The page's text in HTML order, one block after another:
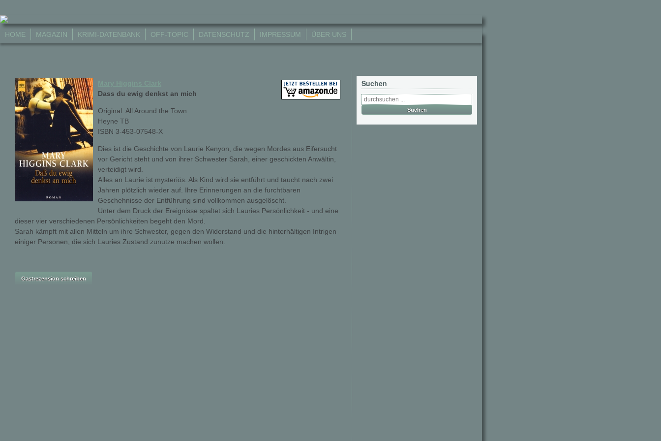
HOME MAGAZIN KRIMI-DATENBANK OFF-TOPIC DATENSCHUTZ IMPRESSUM ÜBER UNS
Dass du ewig denkst an mich
Original: All Around the Town
Heyne TB
ISBN 3-453-07548-X
Dies ist die Geschichte von Laurie Kenyon, die wegen Mordes aus Eifersucht
vor Gericht steht und von ihrer Schwester Sarah, einer geschickten Anwältin,
verteidigt wird.
Alles an Laurie ist mysteriös. Als Kind wird sie entführt und taucht nach zwei
Jahren plötzlich wieder auf. Ihre Erinnerungen an die furchtbaren
Geschehnisse der Entführung sind vollkommen ausgelöscht.
Unter dem Druck der Ereignisse spaltet sich Lauries Persönlichkeit - und eine
dieser vier verschiedenen Persönlichkeiten begeht den Mord.
Sarah kämpft mit allen Mitteln um ihre Schwester, gegen den Widerstand und die hinterhältigen Intrigen
einiger Personen, die sich Lauries Zustand zunutze machen wollen.
Suchen